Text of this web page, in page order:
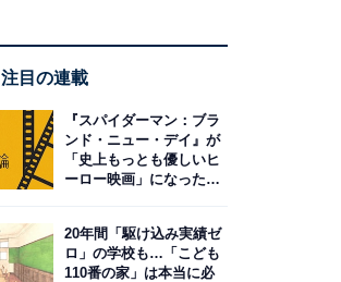
注目の連載
『スパイダーマン：ブラ
ンド・ニュー・デイ』が
「史上もっとも優しいヒ
ーロー映画」になった理
20年間「駆け込み実績ゼ
ロ」の学校も…「こども
110番の家」は本当に必